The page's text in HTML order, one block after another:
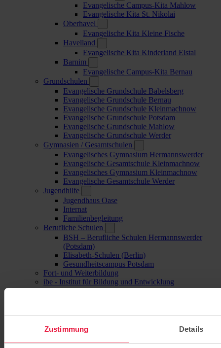
Zustimmung Details
Evangelische Campus-Kita Mahlow
Evangelische Kita St. Nikolai
Oberhavel
Evangelische Kita Kleine Fische
Havelland
Evangelische Kita Kinderland Elstal
Barnim
Evangelische Campus-Kita Bernau
Grundschulen
Evangelische Grundschule Babelsberg
Evangelische Grundschule Bernau
Evangelische Grundschule Kleinmachnow
Evangelische Grundschule Potsdam
Evangelische Grundschule Mahlow
Evangelische Grundschule Werder
Gymnasien / Gesamtschulen
Evangelisches Gymnasium Hermannswerder
Evangelische Gesamtschule Kleinmachnow
Evangelisches Gymnasium Kleinmachnow
Evangelische Gesamtschule Werder
Jugendhilfe
Jugendhaus Oase
Internat
Familienbegleitung
Berufliche Schulen
BSH – Berufliche Schulen Hermannswerder
(Potsdam)
Elisabeth-Schulen (Berlin)
Gesundheitscampus Potsdam
Fort- und Weiterbildung
ibe - Institut für Bildung und Entwicklung
Bildung für nachhaltige Entwicklung
Seniorenpflege am Charlottenhof